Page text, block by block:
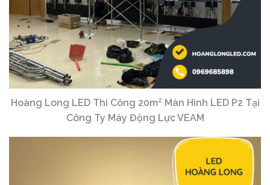
Hoàng Long LED Thi Công 20m² Màn Hình LED P2 Tại
Công Ty Máy Động Lực VEAM